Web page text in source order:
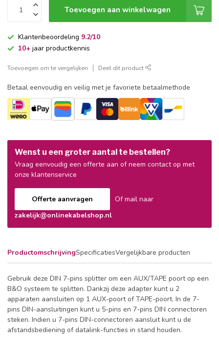
Toevoegen aan winkelwagen
Klantenbeoordeling 9.2/10
10+ jaar productkennis
Toevoegen om te vergelijken Deel dit product
Betaal eenvoudig en veilig met je favoriete betaalmethode
Wenst u een groter aantal te bestellen?
Vraag eenvoudig een offerte aan of neem contact op met
onze klantenservice
Offerte aanvragen
Of mail naar
zakelijk@onlinekabelshop.nl
ProductomschrijvingSpecificatiesVergelijkbare producten
Gebruik deze DIN 7-pins splitter om een AUX/TAPE poort op een
B&O systeem te splitten. Dankzij deze adapter kunt u 2
apparaten aansluiten op 1 AUX-poort of TAPE-poort. In de 7-
pins DIN-aansluitingen kunt u 5-pins en 7-pins DIN connectoren
steken. Indien u 7-pins DIN-connectoren aansluit kunt u de
afstandsbediening of datalink-functies in stand houden.